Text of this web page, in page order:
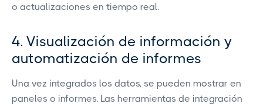
o actualizaciones en tiempo real.
4. Visualización de información y
automatización de informes
Una vez integrados los datos, se pueden mostrar en
paneles o informes. Las herramientas de integración